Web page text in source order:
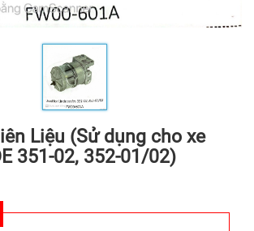
Liệu (Sử dụng cho xe
351-02, 352-01/02)